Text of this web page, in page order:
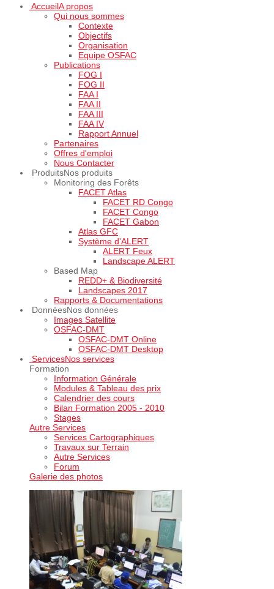
AccueilA propos
Qui nous sommes
Contexte
Objectifs
Organisation
Equipe OSFAC
Publications
FOG I
FOG II
FAA I
FAA II
FAA III
FAA IV
Rapport Annuel
Partenaires
Offres d'emploi
Nous Contacter
ProduitsNos produits
Monitoring des Forêts
FACET Atlas
FACET RD Congo
FACET Congo
FACET Gabon
Atlas GFC
Système d'ALERT
ALERT Feux
Landscape ALERT
Based Map
REDD+ & Biodiversité
Landscapes 2017
Rapports & Documentations
DonnéesNos données
Images Satellite
OSFAC-DMT
OSFAC-DMT Online
OSFAC-DMT Desktop
ServicesNos services
Formation
Information Générale
Modules & Tableau des prix
Calendrier des cours
Bilan Formation 2005 - 2010
Stages
Autre Services
Services Cartographiques
Travaux sur Terrain
Autre Services
Forum
Galerie des photos